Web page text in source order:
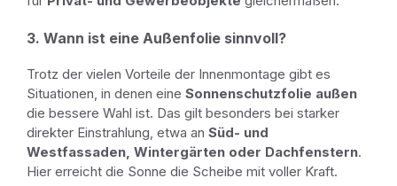
3. Wann ist eine Außenfolie sinnvoll?
Trotz der vielen Vorteile der Innenmontage gibt es
Situationen, in denen eine Sonnenschutzfolie außen
die bessere Wahl ist. Das gilt besonders bei starker
direkter Einstrahlung, etwa an Süd- und
Westfassaden, Wintergärten oder Dachfenstern.
Hier erreicht die Sonne die Scheibe mit voller Kraft.